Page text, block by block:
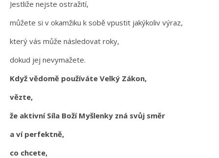
Jestliže nejste ostražití,
můžete si v okamžiku k sobě vpustit jakýkoliv výraz,
který vás může následovat roky,
dokud jej nevymažete.
Když vědomě používáte Velký Zákon,
vězte,
že aktivní Síla Boží Myšlenky zná svůj směr
a ví perfektně,
co chcete,